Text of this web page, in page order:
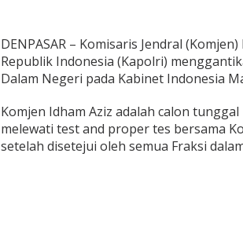
DENPASAR – Komisaris Jendral
Republik Indonesia (Kapolri)
Dalam Negeri pada Kabinet Indonesia
Komjen Idham Aziz adalah calon
melewati test and proper tes bersama
setelah disetejui oleh semua Fraksi